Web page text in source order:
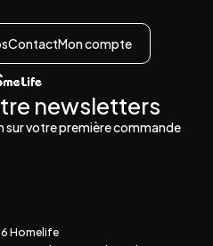
ContactMon compte
newsletters
votre première commande
Homelife